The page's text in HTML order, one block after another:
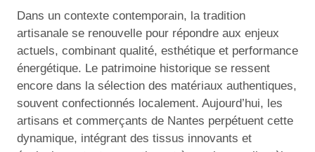
Dans un contexte contemporain, la tradition
artisanale se renouvelle pour répondre aux enjeux
actuels, combinant qualité, esthétique et performance
énergétique. Le patrimoine historique se ressent
encore dans la sélection des matériaux authentiques,
souvent confectionnés localement. Aujourd’hui, les
artisans et commerçants de Nantes perpétuent cette
dynamique, intégrant des tissus innovants et